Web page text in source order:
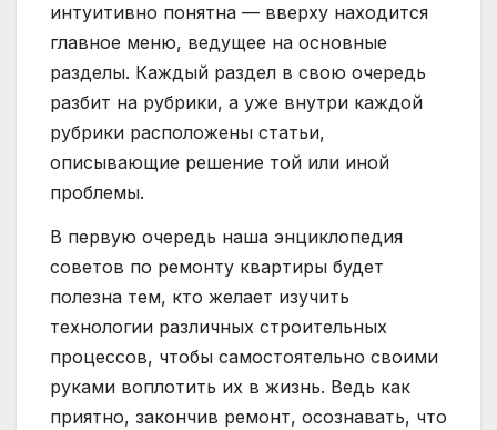
интуитивно понятна — вверху находится
главное меню, ведущее на основные
разделы. Каждый раздел в свою очередь
разбит на рубрики, а уже внутри каждой
рубрики расположены статьи,
описывающие решение той или иной
проблемы.
В первую очередь наша энциклопедия
советов по ремонту квартиры будет
полезна тем, кто желает изучить
технологии различных строительных
процессов, чтобы самостоятельно своими
руками воплотить их в жизнь. Ведь как
приятно, закончив ремонт, осознавать, что